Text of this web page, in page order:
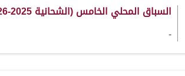
السباق المحلي الخامس (الشحانية 2025-2026)
-